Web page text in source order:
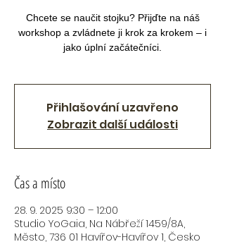
Chcete se naučit stojku? Přijďte na náš
workshop a zvládnete ji krok za krokem – i
jako úplní začátečníci.
Přihlašování uzavřeno
Zobrazit další události
Čas a místo
28. 9. 2025 9:30 – 12:00
Studio YoGaia, Na Nábřeží 1459/8A,
Město, 736 01 Havířov-Havířov 1, Česko